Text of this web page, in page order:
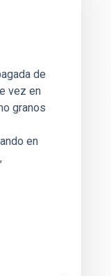
de
vez en
granos
en